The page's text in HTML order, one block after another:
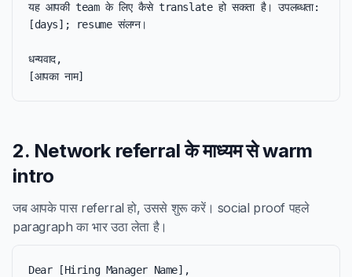
यह आपकी team के लिए कैसे translate हो सकता है। उपलब्धता:
[days]; resume संलग्न।
धन्यवाद,
[आपका नाम]
2. Network referral के माध्यम से warm
intro
जब आपके पास referral हो, उससे शुरू करें। social proof पहले
paragraph का भार उठा लेता है।
Dear [Hiring Manager Name],